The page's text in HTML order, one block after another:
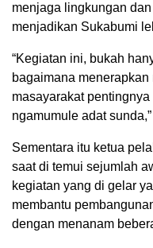
menjaga lingkungan
menjadikan Sukabumi
“Kegiatan ini, bukah
bagaimana
masayarakat
ngamumule adat
Sementara itu ketua
saat di temui sejumlah
kegiatan yang di gelar
membantu
dengan menanam